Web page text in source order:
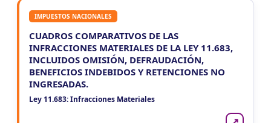
IMPUESTOS NACIONALES
CUADROS COMPARATIVOS DE LAS
INFRACCIONES MATERIALES DE LA LEY 11.683,
INCLUIDOS OMISIÓN, DEFRAUDACIÓN,
BENEFICIOS INDEBIDOS Y RETENCIONES NO
INGRESADAS.
Ley 11.683: Infracciones Materiales